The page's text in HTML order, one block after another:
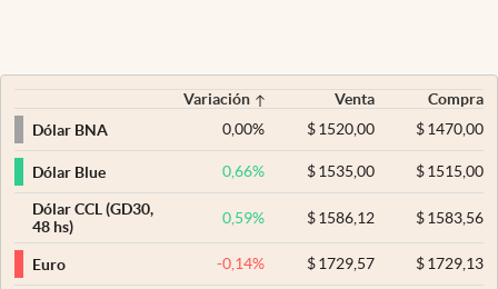
Variación Venta
Compra
Dólar BNA
0,00% $ 1520,00 $1470,00
Dólar Blue 0,66% $ 1535,00 $1515,00
Dólar CCL (GD30,
48 hs)
0,59% $ 1586,12 $1583,56
Euro -0,14% $ 1729,57 $1729,13